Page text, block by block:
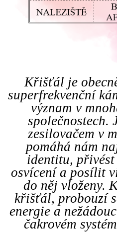
Křišťál je
superfrekvenční
význam v
společnostech.
zesilovačem v
pomáhá nám
identitu, přivést
osvícení a posílit
do něj vloženy.
křišťál, probouzí
energie a
čakrovém